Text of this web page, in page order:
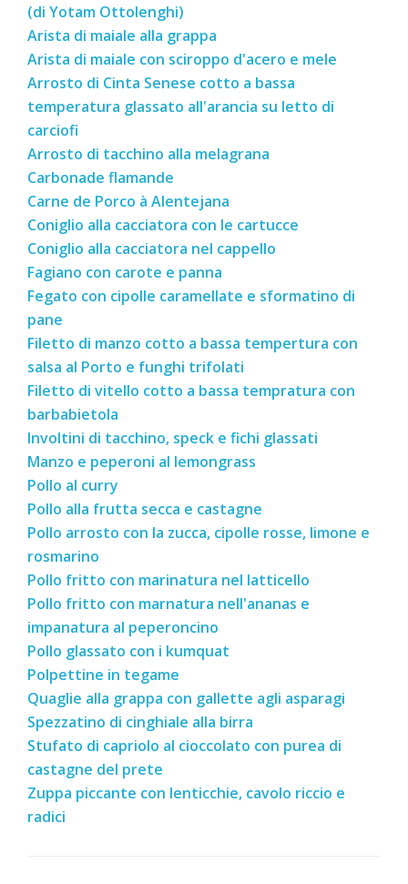
(di Yotam Ottolenghi)
Arista di maiale alla grappa
Arista di maiale con sciroppo d'acero e mele
Arrosto di Cinta Senese cotto a bassa
temperatura glassato all'arancia su letto di
carciofi
Arrosto di tacchino alla melagrana
Carbonade flamande
Carne de Porco à Alentejana
Coniglio alla cacciatora con le cartucce
Coniglio alla cacciatora nel cappello
Fagiano con carote e panna
Fegato con cipolle caramellate e sformatino di
pane
Filetto di manzo cotto a bassa tempertura con
salsa al Porto e funghi trifolati
Filetto di vitello cotto a bassa tempratura con
barbabietola
Involtini di tacchino, speck e fichi glassati
Manzo e peperoni al lemongrass
Pollo al curry
Pollo alla frutta secca e castagne
Pollo arrosto con la zucca, cipolle rosse, limone e
rosmarino
Pollo fritto con marinatura nel latticello
Pollo fritto con marnatura nell'ananas e
impanatura al peperoncino
Pollo glassato con i kumquat
Polpettine in tegame
Quaglie alla grappa con gallette agli asparagi
Spezzatino di cinghiale alla birra
Stufato di capriolo al cioccolato con purea di
castagne del prete
Zuppa piccante con lenticchie, cavolo riccio e
radici